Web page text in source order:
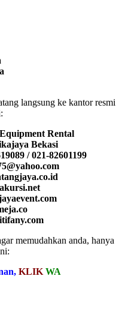
langsung ke kantor resmi
Rental
Bekasi
/ 021-82601199
memudahkan anda, hanya
KLIK WA